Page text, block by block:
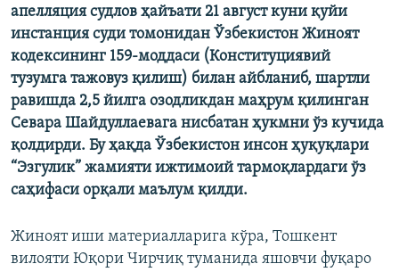
апелляция судлов ҳайъати 21 август куни қуйи
инстанция суди томонидан Ўзбекистон Жиноят
кодексининг 159-моддаси (Конституциявий
тузумга тажовуз қилиш) билан айбланиб, шартли
равишда 2,5 йилга озодликдан маҳрум қилинган
Севара Шайдуллаевага нисбатан ҳукмни ўз кучида
қолдирди. Бу ҳақда Ўзбекистон инсон ҳуқуқлари
“Эзгулик” жамияти ижтимоий тармоқлардаги ўз
саҳифаси орқали маълум қилди.
Жиноят иши материалларига кўра, Тошкент
вилояти Юқори Чирчиқ туманида яшовчи фуқаро